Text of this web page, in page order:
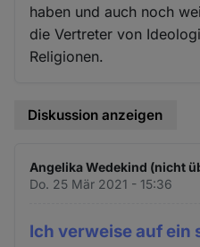
haben und auch noch
die Vertreter von
Religionen.
Diskussion anzeigen
Angelika Wedekind (nicht
Do. 25 Mär 2021 - 15:36
Ich verweise auf ein